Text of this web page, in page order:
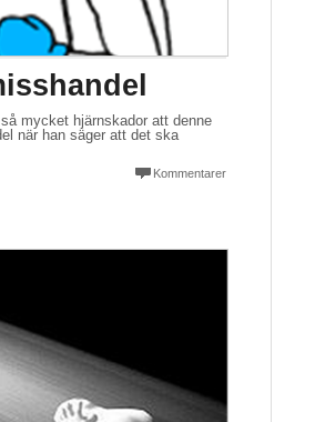
mycket hjärnskador att denne
när han säger att det ska
Kommentarer